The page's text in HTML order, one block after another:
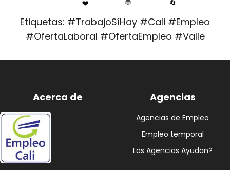
Etiquetas: #TrabajoSíHay #Cali #Empleo
#OfertaLaboral #OfertaEmpleo #Valle
Acerca de Agencias
Agencias de Empleo
Empleo temporal
Las Agencias Ayudan?